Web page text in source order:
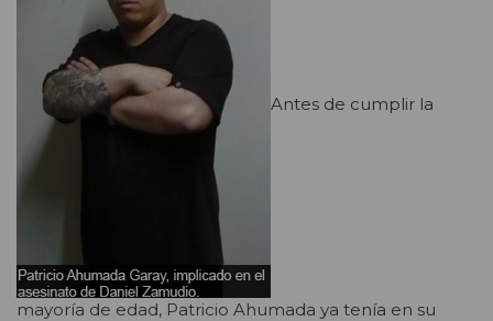
Antes de cumplir la
mayoría de edad, Patricio Ahumada ya tenía en su